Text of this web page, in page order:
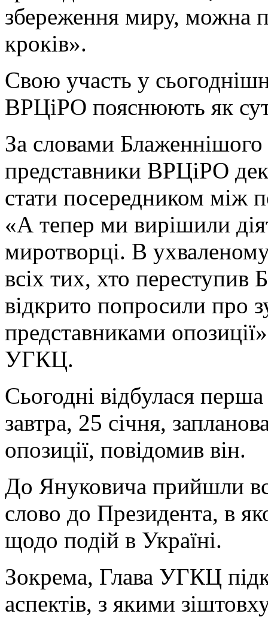
збереження миру, можна
кроків».
Свою участь у
ВРЦіРО пояснюють як
За словами
представники ВРЦіРО
стати посередником між
«А тепер ми вирішили
миротворці. В
всіх тих, хто переступив
відкрито попросили про
представниками
УГКЦ.
Сьогодні відбулася
завтра, 25 січня,
опозиції, повідомив він.
До Януковича прийшли
слово до Президента, в
щодо подій в Україні.
Зокрема, Глава УГКЦ
аспектів, з якими